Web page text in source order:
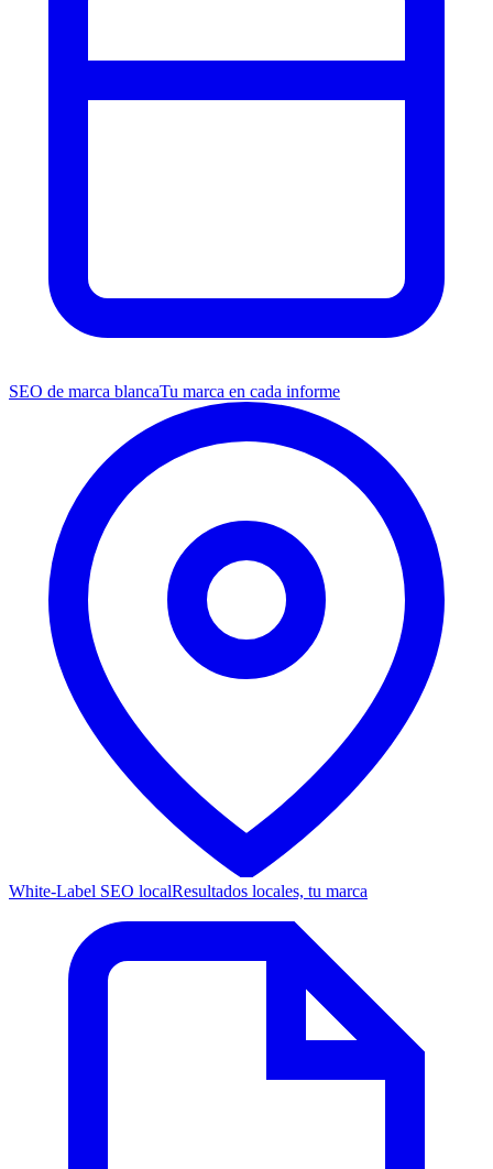
SEO de marca blancaTu marca en cada informe
White-Label SEO localResultados locales, tu marca